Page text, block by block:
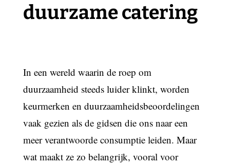
duurzame catering
In een wereld waarin de roep om
duurzaamheid steeds luider klinkt, worden
keurmerken en duurzaamheidsbeoordelingen
vaak gezien als de gidsen die ons naar een
meer verantwoorde consumptie leiden. Maar
wat maakt ze zo belangrijk, vooral voor